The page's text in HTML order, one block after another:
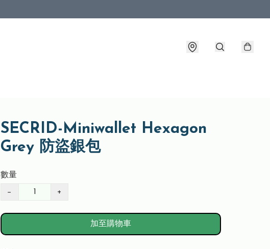
SECRID-Miniwallet Hexagon
Grey 防盜銀包
數量
− +
加至購物車